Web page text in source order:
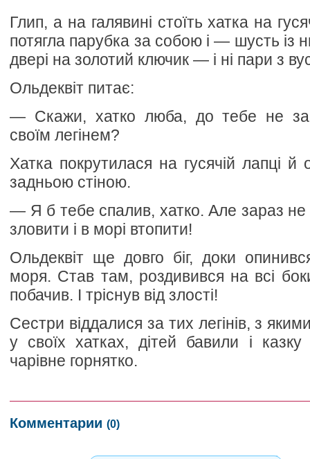
Глип, а на галявині стоїть хатка на
потягла парубка за собою і — шусть із
двері на золотий ключик — і ні пари з
Ольдеквіт питає:
— Скажи, хатко люба, до тебе не
своїм легінем?
Хатка покрутилася на гусячій лапці й
задньою стіною.
— Я б тебе спалив, хатко. Але зараз
зловити і в морі втопити!
Ольдеквіт ще довго біг, доки
моря. Став там, роздивився на всі
побачив. І тріснув від злості!
Сестри віддалися за тих легінів, з
у своїх хатках, дітей бавили і
чарівне горнятко.
Комментарии (0)